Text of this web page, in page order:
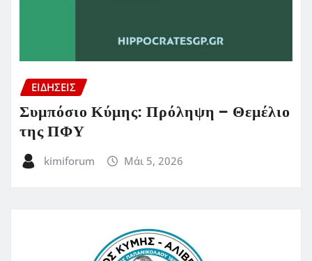
ΕΙΔΗΣΕΙΣ
Συμπόσιο Κύμης: Πρόληψη – Θεμέλιο
της ΠΦΥ
kimiforum Μάι 5, 2026